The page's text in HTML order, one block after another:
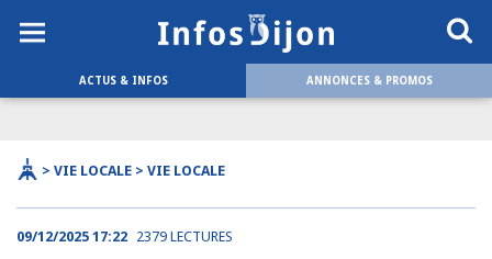
ACTUS & INFOS ANNONCES & PROMOS
> VIE LOCALE > VIE LOCALE
09/12/2025 17:22 2379 LECTURES